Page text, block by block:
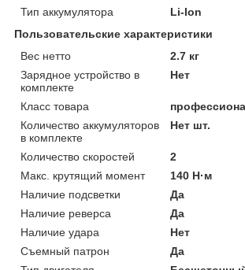
Тип аккумулятора
Li-Ion
Пользовательские характеристики
Вес нетто
2.7 кг
Зарядное устройство в
комплекте
Нет
Класс товара
Количество аккумуляторов
в комплекте
Нет шт.
Количество скоростей
2
Макс. крутящий момент
140 Н·м
Наличие подсветки
Да
Наличие реверса
Да
Наличие удара
Нет
Съемный патрон
Да